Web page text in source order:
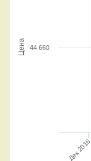
Цена
Дек 2016
44 660